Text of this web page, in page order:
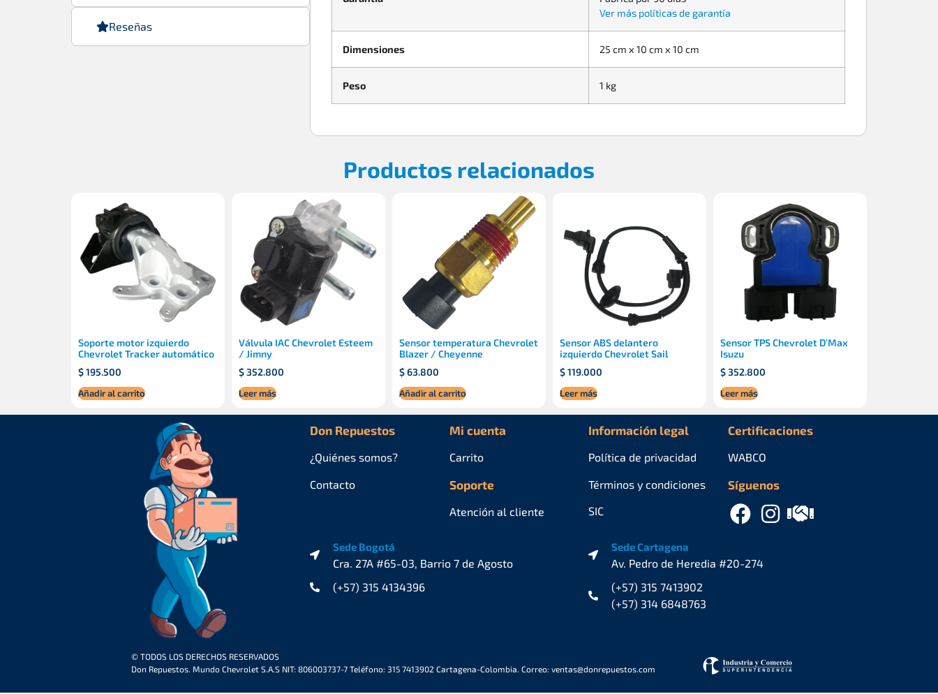
Reseñas
Ver más políticas de garantía
Dimensiones 25 cm x 10 cm x 10 cm
Peso 1 kg
Productos relacionados
Soporte motor izquierdo
Chevrolet Tracker automático
$195.500
Añadir al carrito
Válvula IAC Chevrolet Esteem
/ Jimny
$352.800
Leer más
Sensor temperatura Chevrolet
Blazer / Cheyenne
$63.800
Añadir al carrito
Sensor ABS delantero
izquierdo Chevrolet Sail
$119.000
Leer más
Sensor TPS Chevrolet D’Max
Isuzu
$352.800
Leer más
Don Repuestos
¿Quiénes somos?
Contacto
Mi cuenta
Carrito
Soporte
Atención al cliente
Información legal
Política de privacidad
Términos y condiciones
SIC
Certificaciones
Síguenos
WABCO
Sede Bogotá
Cra. 27A #65-03, Barrio 7 de Agosto
(+57) 315 4134396
Sede Cartagena
Av. Pedro de Heredia #20-274
(+57) 315 7413902
(+57) 314 6848763
© TODOS LOS DERECHOS RESERVADOS
Don Repuestos. Mundo Chevrolet S.A.S NIT: 806003737-7 Teléfono: 315 7413902 Cartagena-Colombia. Correo: ventas@donrepuestos.com